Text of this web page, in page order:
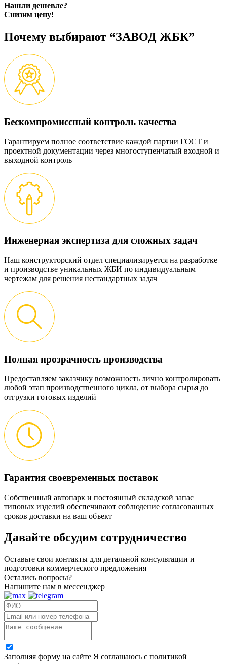
Нашли дешевле?
Снизим цену!
Почему выбирают “ЗАВОД ЖБК”
Бескомпромиссный контроль качества
Гарантируем полное соответствие каждой партии ГОСТ и
проектной документации через многоступенчатый входной и
выходной контроль
Инженерная экспертиза для сложных задач
Наш конструкторский отдел специализируется на разработке
и производстве уникальных ЖБИ по индивидуальным
чертежам для решения нестандартных задач
Полная прозрачность производства
Предоставляем заказчику возможность лично контролировать
любой этап производственного цикла, от выбора сырья до
отгрузки готовых изделий
Гарантия своевременных поставок
Собственный автопарк и постоянный складской запас
типовых изделий обеспечивают соблюдение согласованных
сроков доставки на ваш объект
Давайте обсудим сотрудничество
Оставьте свои контакты для детальной консультации и
подготовки коммерческого предложения
Остались вопросы?
Напишите нам в мессенджер
Заполняя форму на сайте Я соглашаюсь с политикой